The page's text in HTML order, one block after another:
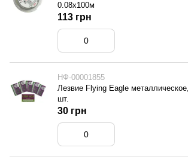
0.08x100м
113 грн
НФ-00001855
Лезвие Flying Eagle
шт.
30 грн